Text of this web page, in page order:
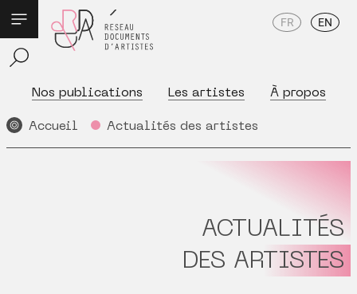
Nos publications Les artistes À propos
FR EN
Accueil Actualités des artistes
ACTUALITÉS
DES ARTISTES